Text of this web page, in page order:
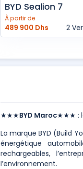
BYD Sealion 7
À partir de
489 900 Dhs 2
★★★BYD Maroc★★★ :
La marque BYD (Build
énergétique
rechargeables,
l’environnement.